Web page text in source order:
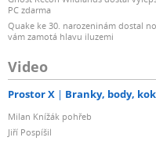
PC zdarma
Quake ke 30. narozeninám dostal
vám zamotá hlavu iluzemi
Video
Prostor X Branky, body,
Milan Knížák pohřeb
Jiří Pospíšil